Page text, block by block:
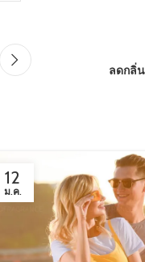
ลดกลิ่
12
ม.ค.